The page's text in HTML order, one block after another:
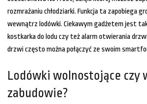
rozmrażaniu chłodziarki. Funkcja ta zapobiega
wewnątrz lodówki. Ciekawym gadżetem jest
kostkarka do lodu czy też alarm otwierania
drzwi często można połączyć ze swoim
Lodówki wolnostojące czy
zabudowie?